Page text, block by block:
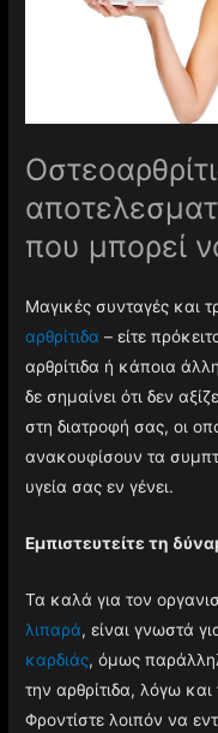
που μπορεί
Μαγικές συνταγές και
αρθρίτιδα – είτε
αρθρίτιδα ή κάποια
δε σημαίνει ότι δεν
στη διατροφή σας, οι
ανακουφίσουν τα
υγεία σας εν γένει.
Εμπιστευτείτε τη
Τα καλά για τον
λιπαρά, είναι γνωστά
καρδιάς, όμως
την αρθρίτιδα, λόγω
Φροντίστε λοιπόν να